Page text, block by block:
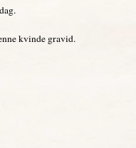
kvinde gravid.